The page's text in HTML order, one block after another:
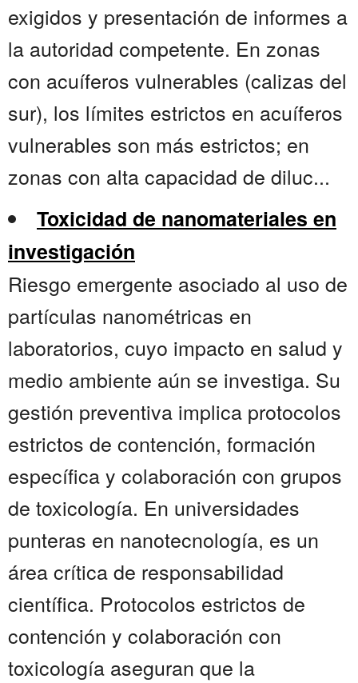
exigidos y presentación de informes a
la autoridad competente. En zonas
con acuíferos vulnerables (calizas del
sur), los límites estrictos en acuíferos
vulnerables son más estrictos; en
zonas con alta capacidad de diluc...
Toxicidad de nanomateriales en
investigación
Riesgo emergente asociado al uso de
partículas nanométricas en
laboratorios, cuyo impacto en salud y
medio ambiente aún se investiga. Su
gestión preventiva implica protocolos
estrictos de contención, formación
específica y colaboración con grupos
de toxicología. En universidades
punteras en nanotecnología, es un
área crítica de responsabilidad
científica. Protocolos estrictos de
contención y colaboración con
toxicología aseguran que la